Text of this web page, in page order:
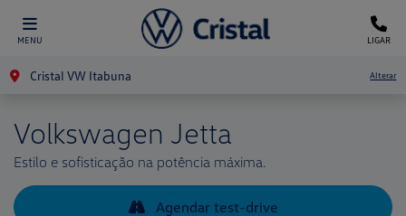
MENU LIGAR
Cristal VW Itabuna Alterar
Volkswagen Jetta
Estilo e sofisticação na potência máxima.
Agendar test-drive